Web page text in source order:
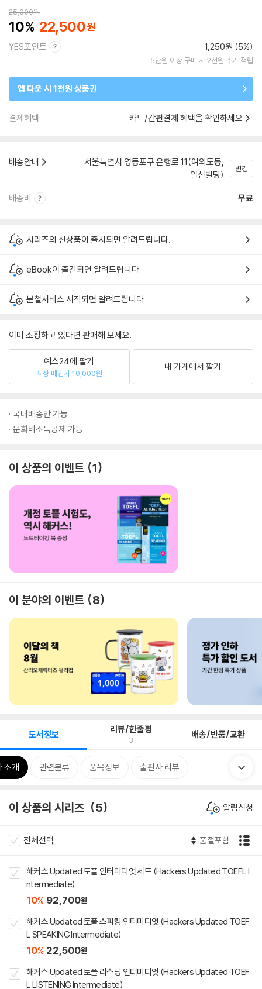
25,000원
10 22,500
YES포인트 1,250원 (5%)
5만원 이상 구매 시 2천원 추가 적립
앱 다운 시 1천원 상품권
결제혜택 카드/간편결제 혜택을 확인하세요
배송안내
서울특별시 영등포구 은행로 11(여의도동,
일신빌딩)
변경
배송비 무료
시리즈의 신상품이 출시되면 알려드립니다.
eBook이 출간되면 알려드립니다.
분철서비스 시작되면 알려드립니다.
이미 소장하고 있다면 판매해 보세요.
예스24에 팔기
최상 매입가 10,000원
내 가게에서 팔기
국내배송만 가능
문화비소득공제 가능
이 상품의 이벤트 1
이 분야의 이벤트 8
도서정보 리뷰/한줄평
3 배송/반품/교환
소개 관련분류 품목정보 출판사 리뷰
이 상품의 시리즈 5 알림신청
전체선택 품절포함
해커스 Updated 토플 인터미디엇 세트 (Hackers Updated TOEFL I
ntermediate)
10% 92,700원
해커스 Updated 토플 스피킹 인터미디엇 (Hackers Updated TOEF
L SPEAKING Intermediate)
10% 22,500원
해커스 Updated 토플 리스닝 인터미디엇 (Hackers Updated TOEF
L LISTENING Intermediate)